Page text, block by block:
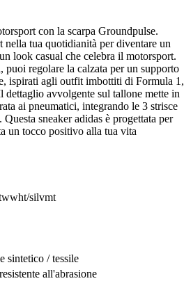
con la scarpa Groundpulse.
nella tua quotidianità per diventare un
look casual che celebra il motorsport.
puoi regolare la calzata per un supporto
ispirati agli outfit imbottiti di Formula 1,
avvolgente sul tallone mette in
ai pneumatici, integrando le 3 strisce
sneaker adidas è progettata per
un tocco positivo alla tua vita
silvmt
sintetico / tessile
all'abrasione